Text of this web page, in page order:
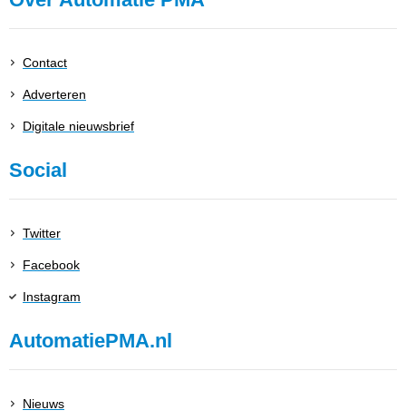
Contact
Adverteren
Digitale nieuwsbrief
Social
Twitter
Facebook
Instagram
AutomatiePMA.nl
Nieuws